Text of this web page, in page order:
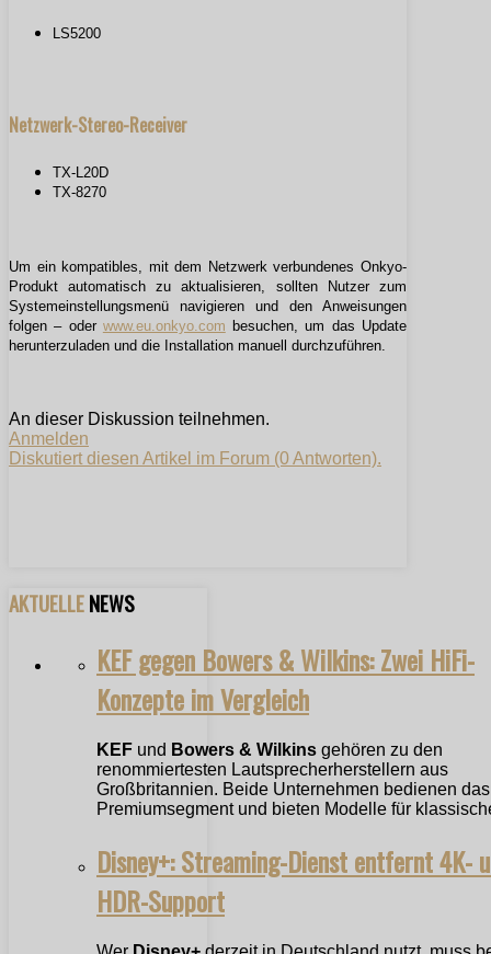
LS5200
Netzwerk-Stereo-Receiver
TX-L20D
TX-8270
Um ein kompatibles, mit dem Netzwerk verbundenes Onkyo-
Produkt automatisch zu aktualisieren, sollten Nutzer zum
Systemeinstellungsmenü navigieren und den Anweisungen
folgen – oder www.eu.onkyo.com besuchen, um das Update
herunterzuladen und die Installation manuell durchzuführen.
An dieser Diskussion teilnehmen.
Anmelden
Diskutiert diesen Artikel im Forum (0 Antworten).
AKTUELLENEWS
KEF gegen Bowers & Wilkins: Zwei HiFi-
Konzepte im Vergleich
KEF und Bowers & Wilkins gehören zu den
renommiertesten Lautsprecherherstellern aus
Großbritannien. Beide Unternehmen bedienen das
Premiumsegment und bieten Modelle für
Disney+: Streaming-Dienst entfernt 4K-
HDR-Support